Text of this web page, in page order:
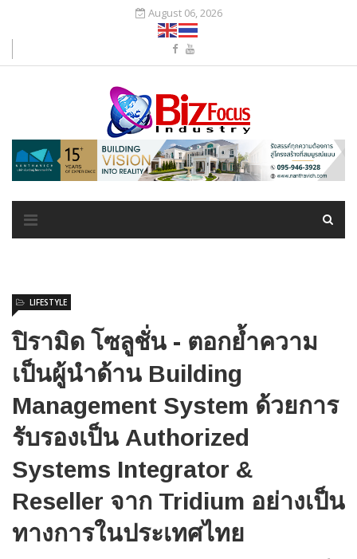
August 06, 2026
ปิรามิด โซลูชั่น - ตอกย้ำความ
เป็นผู้นำด้าน Building
Management System ด้วยการ
รับรองเป็น Authorized
Systems Integrator &
Reseller จาก Tridium อย่างเป็น
ทางการในประเทศไทย
LIFESTYLE